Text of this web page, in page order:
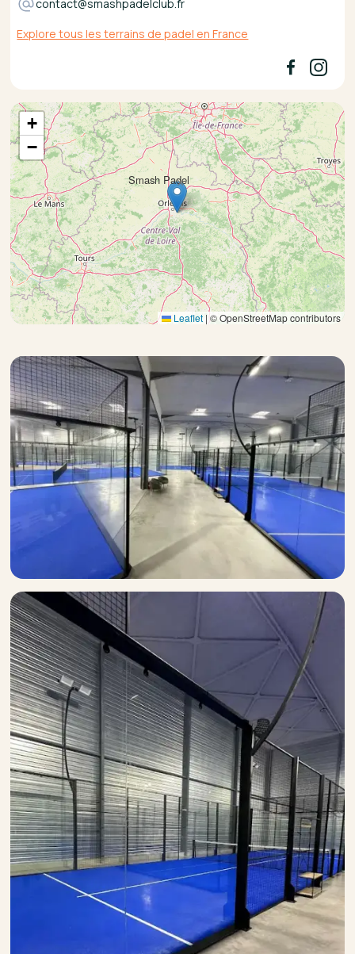
contact@smashpadelclub.fr
Explore tous les terrains de padel en France
Smash Padel
×
+
−
Leaflet | © OpenStreetMap contributors